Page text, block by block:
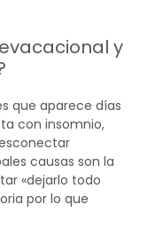
y
que aparece días
con insomnio,
causas son la
«dejarlo todo
por lo que